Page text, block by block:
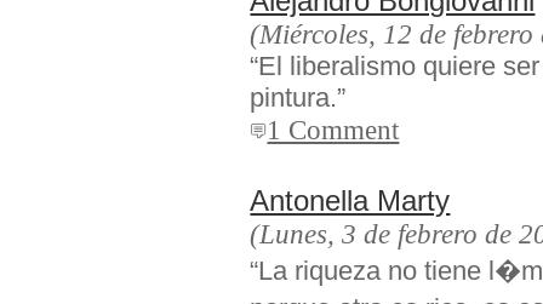
(Miércoles, 12 de febrero
“El liberalismo quiere
pintura.”
1 Comment
Antonella Marty
(Lunes, 3 de febrero de
“La riqueza no tiene